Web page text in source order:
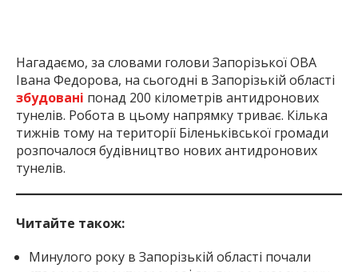
Нагадаємо, за словами голови Запорізької ОВА
Івана Федорова, на сьогодні в Запорізькій області
збудовані понад 200 кілометрів антидронових
тунелів. Робота в цьому напрямку триває. Кілька
тижнів тому на території Біленьківської громади
розпочалося будівництво нових антидронових
тунелів.
Читайте також:
Минулого року в Запорізькій області почали